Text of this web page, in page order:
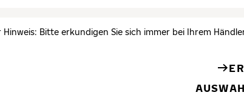
Hinweis: Bitte erkundigen Sie sich immer bei Ihrem